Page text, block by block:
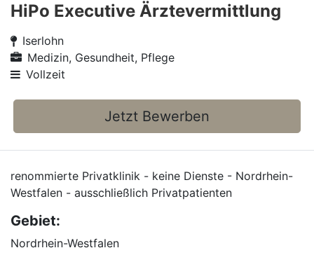
HiPo Executive Ärztevermittlung
Iserlohn
Medizin, Gesundheit, Pflege
Vollzeit
Jetzt Bewerben
renommierte Privatklinik - keine Dienste - Nordrhein-
Westfalen - ausschließlich Privatpatienten
Gebiet:
Nordrhein-Westfalen